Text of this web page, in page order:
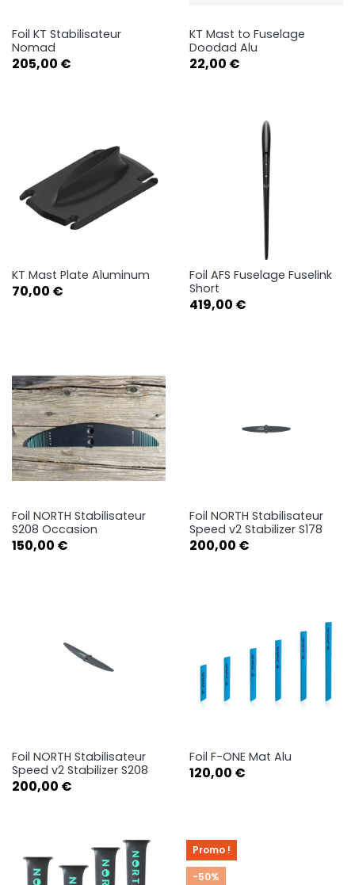
Foil KT Stabilisateur
Nomad
Prix
205,00 €
KT Mast to Fuselage
Doodad Alu
Prix
22,00 €
KT Mast Plate Aluminum
Prix
70,00 €
Foil AFS Fuselage Fuselink
Short
Prix
419,00 €
Foil NORTH Stabilisateur
S208 Occasion
Prix
150,00 €
Foil NORTH Stabilisateur
Speed v2 Stabilizer S178
Prix
200,00 €
Foil NORTH Stabilisateur
Speed v2 Stabilizer S208
Prix
200,00 €
Foil F-ONE Mat Alu
Prix
120,00 €
Promo !
-50%